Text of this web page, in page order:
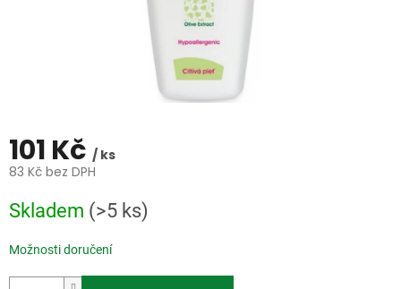
101 Kč / ks
83 Kč bez DPH
cena:
Skladem (>5 ks)
Možnosti doručení